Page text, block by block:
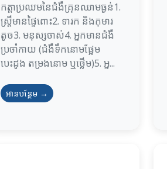
កត្តាប្រឈមនៃជំងឺគ្រុនឈាមធ្ងន់1.
ស្ត្រីមានផ្ទៃពោះ2. ទារក និងកុមារ
តូច3. មនុស្សចាស់4. អ្នកមានជំងឺ
ប្រចាំកាយ (ជំងឺទឹកនោមផ្អែម
បេះដូង តម្រងនោម ឬថ្លើម)5. អ្ន...
អានបន្ថែម →